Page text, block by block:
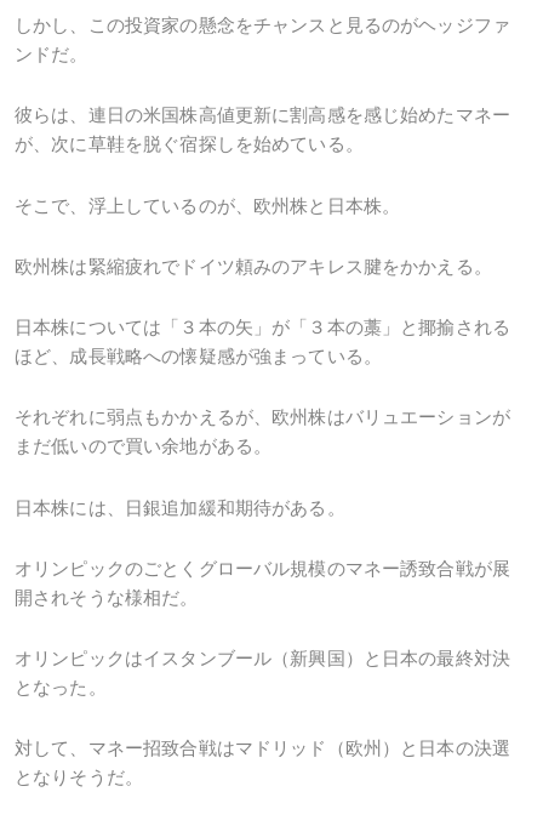
しかし、この投資家の懸念をチャンスと見るのがヘッジファ
ンドだ。
彼らは、連日の米国株高値更新に割高感を感じ始めたマネー
が、次に草鞋を脱ぐ宿探しを始めている。
そこで、浮上しているのが、欧州株と日本株。
欧州株は緊縮疲れでドイツ頼みのアキレス腱をかかえる。
日本株については「３本の矢」が「３本の藁」と揶揄される
ほど、成長戦略への懐疑感が強まっている。
それぞれに弱点もかかえるが、欧州株はバリュエーションが
まだ低いので買い余地がある。
日本株には、日銀追加緩和期待がある。
オリンピックのごとくグローバル規模のマネー誘致合戦が展
開されそうな様相だ。
オリンピックはイスタンブール（新興国）と日本の最終対決
となった。
対して、マネー招致合戦はマドリッド（欧州）と日本の決選
となりそうだ。